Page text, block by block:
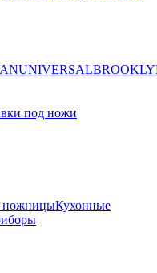
UNIVERSAL
под ножи
ножницыКухонные